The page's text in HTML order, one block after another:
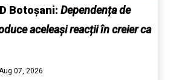
Botoșani: Dependența de
aceleași reacții în creier ca
Aug 07, 2026